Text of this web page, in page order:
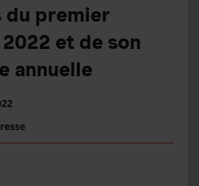
du premier
et de son
annuelle